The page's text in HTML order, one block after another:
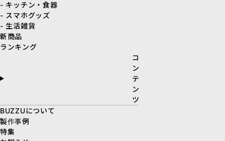
- キッチン・食器
- スマホグッズ
- 生活雑貨
新商品
ランキング
コ
ン
テ
ン
ツ
BUZZUについて
製作事例
特集